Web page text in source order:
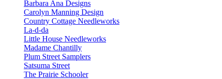
Barbara Ana Designs
Carolyn Manning Design
Country Cottage Needleworks
La-d-da
Little House Needleworks
Madame Chantilly
Plum Street Samplers
Satsuma Street
The Prairie Schooler